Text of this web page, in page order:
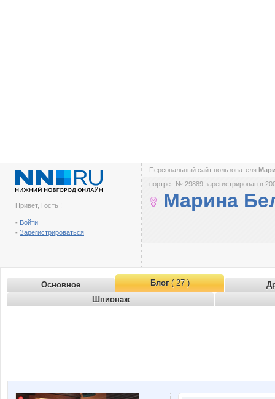
Привет, Гость !
- Войти
- Зарегистрироваться
Персональный сайт пользователя
портрет № 29889 зарегистрирован в
Марина
Основное Блог( 27 )
Шпионаж